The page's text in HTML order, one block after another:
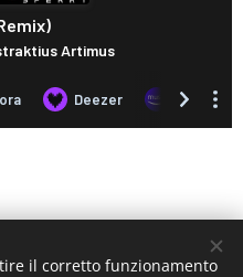
il corretto funzionamento